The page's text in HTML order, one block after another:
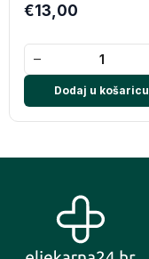
€13,00
−
Dodaj u košaricu